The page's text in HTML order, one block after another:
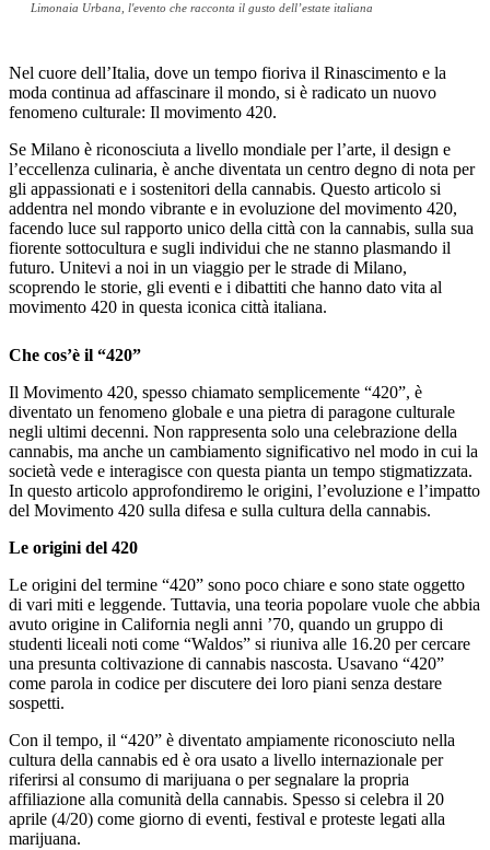
Limonaia Urbana, l'evento che racconta il gusto dell’estate italiana
Nel cuore dell’Italia, dove un tempo fioriva il Rinascimento e la
moda continua ad affascinare il mondo, si è radicato un nuovo
fenomeno culturale: Il movimento 420.
Se Milano è riconosciuta a livello mondiale per l’arte, il design e
l’eccellenza culinaria, è anche diventata un centro degno di nota per
gli appassionati e i sostenitori della cannabis. Questo articolo si
addentra nel mondo vibrante e in evoluzione del movimento 420,
facendo luce sul rapporto unico della città con la cannabis, sulla sua
fiorente sottocultura e sugli individui che ne stanno plasmando il
futuro. Unitevi a noi in un viaggio per le strade di Milano,
scoprendo le storie, gli eventi e i dibattiti che hanno dato vita al
movimento 420 in questa iconica città italiana.
Che cos’è il “420”
Il Movimento 420, spesso chiamato semplicemente “420”, è
diventato un fenomeno globale e una pietra di paragone culturale
negli ultimi decenni. Non rappresenta solo una celebrazione della
cannabis, ma anche un cambiamento significativo nel modo in cui la
società vede e interagisce con questa pianta un tempo stigmatizzata.
In questo articolo approfondiremo le origini, l’evoluzione e l’impatto
del Movimento 420 sulla difesa e sulla cultura della cannabis.
Le origini del 420
Le origini del termine “420” sono poco chiare e sono state oggetto
di vari miti e leggende. Tuttavia, una teoria popolare vuole che abbia
avuto origine in California negli anni ’70, quando un gruppo di
studenti liceali noti come “Waldos” si riuniva alle 16.20 per cercare
una presunta coltivazione di cannabis nascosta. Usavano “420”
come parola in codice per discutere dei loro piani senza destare
sospetti.
Con il tempo, il “420” è diventato ampiamente riconosciuto nella
cultura della cannabis ed è ora usato a livello internazionale per
riferirsi al consumo di marijuana o per segnalare la propria
affiliazione alla comunità della cannabis. Spesso si celebra il 20
aprile (4/20) come giorno di eventi, festival e proteste legati alla
marijuana.